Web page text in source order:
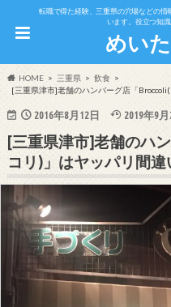
転職で得た経験、三重県の穴場などの情
います。役立つ知
めい
HOME 三重県
飲食
[三重県津市]老舗のハンバーグ店「
2016年8月12日 2019年9月
[三重県津市]老舗のハ
コリ)」はヤッパリ間